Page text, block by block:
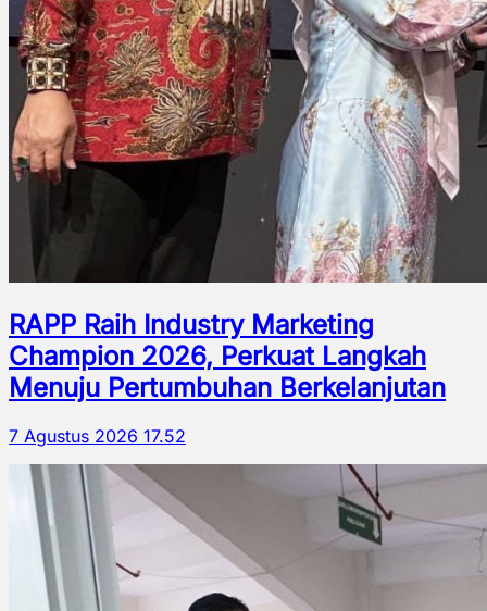
RAPP Raih Industry Marketing
Champion 2026, Perkuat Langkah
Menuju Pertumbuhan Berkelanjutan
7 Agustus 2026 17.52